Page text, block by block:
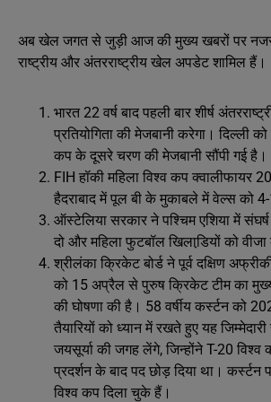
अब खेल जगत से जुड़ी आज की मुख्य खबरों पर
राष्ट्रीय और अंतरराष्ट्रीय खेल अपडेट शामिल हैं।
भारत 22 वर्ष बाद पहली बार शीर्ष
प्रतियोगिता की मेजबानी करेगा। दिल्ली
कप के दूसरे चरण की मेजबानी सौंपी गई है।
FIH हॉकी महिला विश्व कप क्वालीफायर
हैदराबाद में पूल बी के मुकाबले में वेल्स को 4-
ऑस्‍टेलिया सरकार ने पश्चिम एशिया में
दो और महिला फुटबॉल खिलाडि़यों को वीजा
श्रीलंका क्रिकेट बोर्ड ने पूर्व दक्षिण
को 15 अप्रैल से पुरुष क्रिकेट टीम का
की घोषणा की है। 58 वर्षीय कर्स्टन को
तैयारियों को ध्यान में रखते हुए यह
जयसूर्या की जगह लेंगे, जिन्होंने T-20
प्रदर्शन के बाद पद छोड़ दिया था। कर्स्टन
विश्व कप दिला चुके हैं।